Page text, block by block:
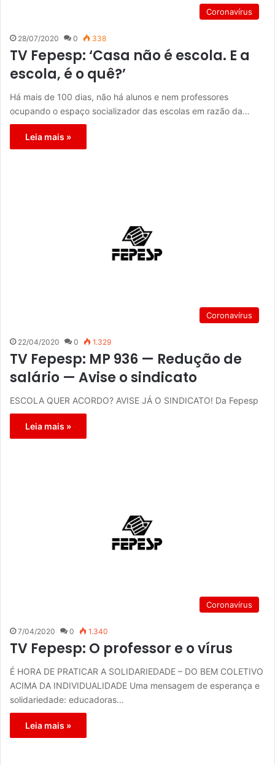
Coronavírus
28/07/2020 0 338
TV Fepesp: ‘Casa não é escola. E a
escola, é o quê?’
Há mais de 100 dias, não há alunos e nem professores
ocupando o espaço socializador das escolas em razão da…
Leia mais »
Coronavírus
22/04/2020 0 1.329
TV Fepesp: MP 936 — Redução de
salário — Avise o sindicato
ESCOLA QUER ACORDO? AVISE JÁ O SINDICATO! Da Fepesp
Leia mais »
Coronavírus
7/04/2020 0 1.340
TV Fepesp: O professor e o vírus
É HORA DE PRATICAR A SOLIDARIEDADE – DO BEM COLETIVO
ACIMA DA INDIVIDUALIDADE Uma mensagem de esperança e
solidariedade: educadoras…
Leia mais »